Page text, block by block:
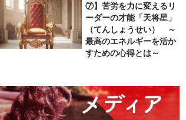
⑦】苦労を力に変えるリ
ーダーの才能「天将星」
（てんしょうせい） ～
最高のエネルギーを活か
すための心得とは～